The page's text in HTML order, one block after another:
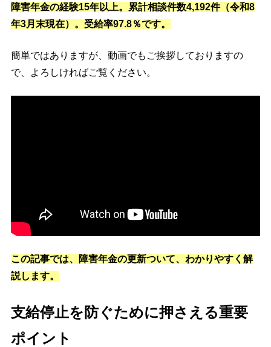
障害年金の経験15年以上。累計相談件数4,192件（令和8
年3月末現在）。受給率97.8％です。
簡単ではありますが、動画でもご挨拶しておりますの
で、よろしければご覧ください。
この記事では、障害年金の更新ついて、わかりやすく解
説します。
支給停止を防ぐために押さえる重要
ポイント